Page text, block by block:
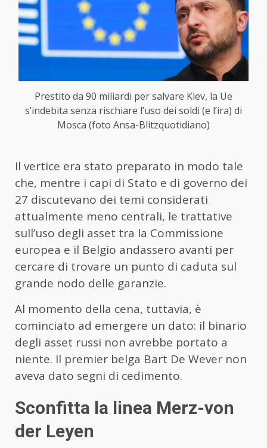
Prestito da 90 miliardi per salvare Kiev, la Ue
s’indebita senza rischiare l’uso dei soldi (e l’ira) di
Mosca (foto Ansa-Blitzquotidiano)
Il vertice era stato preparato in modo tale
che, mentre i capi di Stato e di governo dei
27 discutevano dei temi considerati
attualmente meno centrali, le trattative
sull’uso degli asset tra la Commissione
europea e il Belgio andassero avanti per
cercare di trovare un punto di caduta sul
grande nodo delle garanzie.
Al momento della cena, tuttavia, è
cominciato ad emergere un dato: il binario
degli asset russi non avrebbe portato a
niente. Il premier belga Bart De Wever non
aveva dato segni di cedimento.
Sconfitta la linea Merz-von
der Leyen